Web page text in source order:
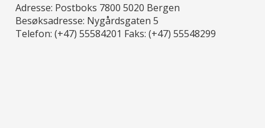
Adresse: Postboks 7800 5020 Bergen
Besøksadresse: Nygårdsgaten 5
Telefon: (+47) 55584201 Faks: (+47) 55548299